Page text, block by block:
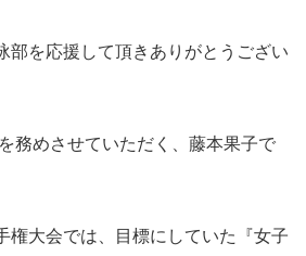
部を応援して頂きありがとうござい
務めさせていただく、藤本果子で
権大会では、目標にしていた『女子